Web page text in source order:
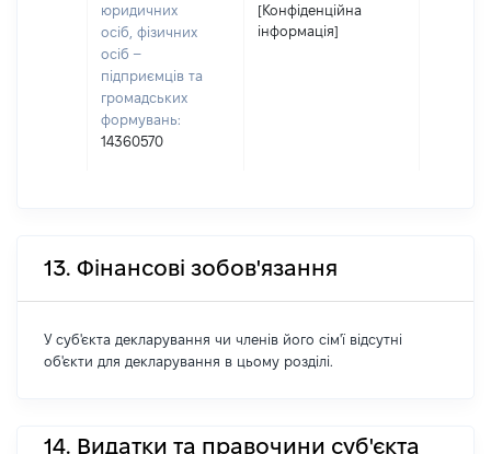
юридичних
осіб, фізичних
осіб –
підприємців та
громадських
формувань:
14360570
[Конфіденційна
інформація]
13. Фінансові зобов'язання
У суб'єкта декларування чи членів його сім'ї відсутні
об'єкти для декларування в цьому розділі.
14. Видатки та правочини суб'єкта